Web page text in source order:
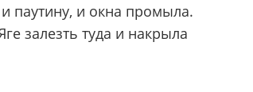
паутину, и окна промыла.
залезть туда и накрыла